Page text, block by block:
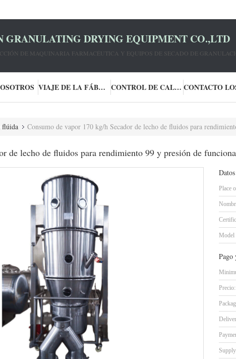
GRANULATING DRYING EQUIPMENT CO.,LTD
DE MAQUINARIA FARMACÉUTICA Y EQUIPOS DE SECADO DE
VIAJE DE LA FÁBRICA CONTROL DE CALIDAD
flúida Consumo de vapor 170 kg/h Secador de lecho de fluidos para
de lecho de fluidos para rendimiento 99 y presión de
Place
Model
Pago
Precio: